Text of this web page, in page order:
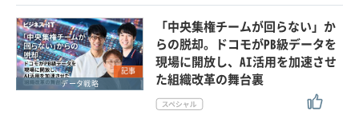
記事
データ戦略
「中央集権チームが回らない」か
らの脱却。ドコモがPB級データを
現場に開放し、AI活用を加速させ
た組織改革の舞台裏